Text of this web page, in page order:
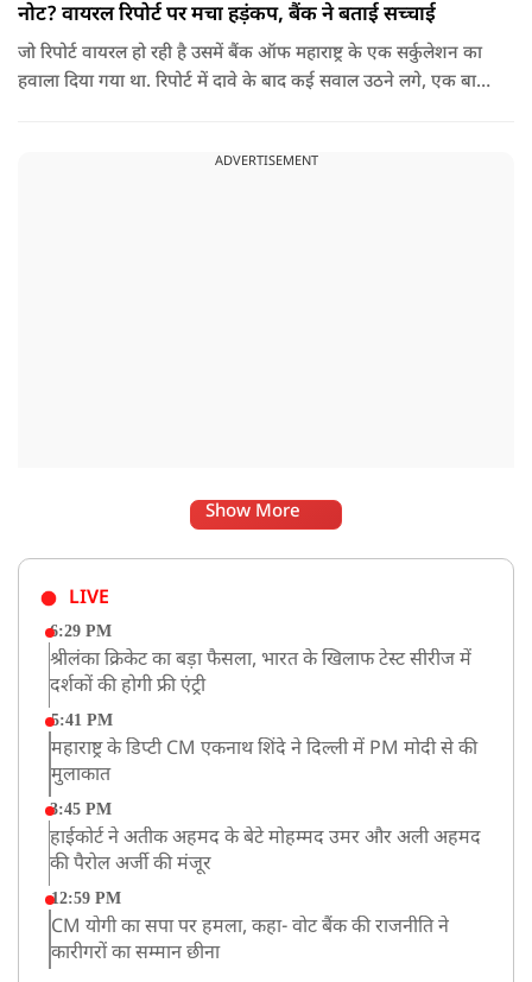
नोट? वायरल रिपोर्ट पर मचा हड़ंकप, बैंक ने बताई सच्चाई
जो रिपोर्ट वायरल हो रही है उसमें बैंक ऑफ महाराष्ट्र के एक सर्कुलेशन का
हवाला दिया गया था. रिपोर्ट में दावे के बाद कई सवाल उठने लगे, एक बार
ADVERTISEMENT
Show More
LIVE
6:29 PM
श्रीलंका क्रिकेट का बड़ा फैसला, भारत के खिलाफ टेस्ट सीरीज में
दर्शकों की होगी फ्री एंट्री
5:41 PM
महाराष्ट्र के डिप्टी CM एकनाथ शिंदे ने दिल्ली में PM मोदी से की
मुलाकात
3:45 PM
हाईकोर्ट ने अतीक अहमद के बेटे मोहम्मद उमर और अली अहमद
की पैरोल अर्जी की मंजूर
12:59 PM
CM योगी का सपा पर हमला, कहा- वोट बैंक की राजनीति ने
कारीगरों का सम्मान छीना